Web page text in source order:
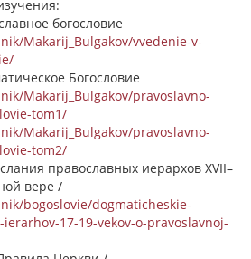
богословие
Makarij_Bulgakov/vvedenie-v-
Богословие
Makarij_Bulgakov/pravoslavno-
tom1/
Makarij_Bulgakov/pravoslavno-
tom2/
православных иерархов XVII–
вере /
bogoslovie/dogmaticheskie-
17-19-vekov-o-pravoslavnoj-